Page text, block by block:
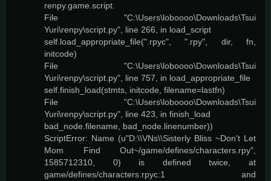
renpy.game.script.
File "C:\Users\loboooo\Downloads\Tsui
Yuri\renpy\script.py", line 266, in load_script
self.load_appropriate_file(".rpyc", ".rpy", dir, fn,
initcode)
File "C:\Users\loboooo\Downloads\Tsui
Yuri\renpy\script.py", line 757, in load_appropriate_file
self.finish_load(stmts, initcode, filename=lastfn)
File "C:\Users\loboooo\Downloads\Tsui
Yuri\renpy\script.py", line 423, in finish_load
bad_node.filename, bad_node.linenumber))
ScriptError: Name (u"D:\\VNs\\Sisterly Bliss ~Don't Let
Mom Find Out~/game/defines/characters.rpy",
1585712310, 0) is defined twice, at
game/defines/characters.rpyc:1 and